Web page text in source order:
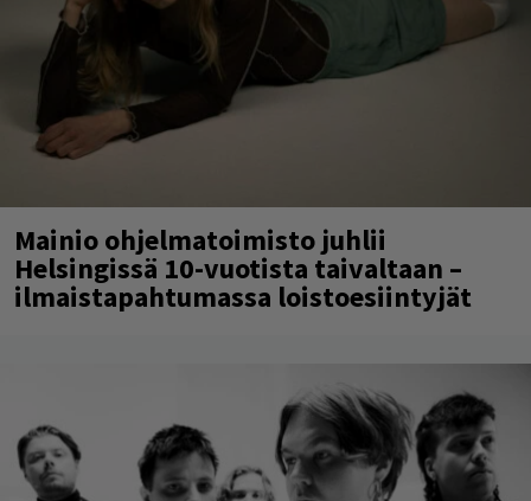
Mainio ohjelmatoimisto juhlii
Helsingissä 10-vuotista taivaltaan –
ilmaistapahtumassa loistoesiintyjät